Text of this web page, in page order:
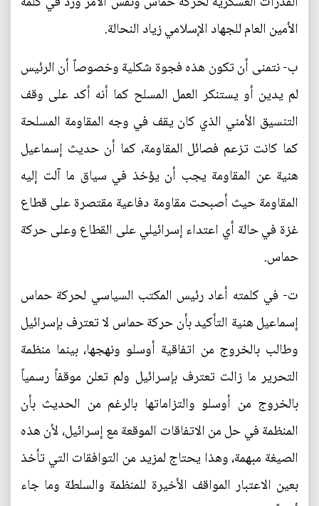
الأمين العام للجهاد الإسلامي زياد النحالة.
ب‌- نتمنى أن تكون هذه فجوة شكلية وخصوصاً أن الرئيس
لم يدين أو يستنكر العمل المسلح كما أنه أكد على وقف
التنسيق الأمني الذي كان يقف في وجه المقاومة المسلحة
كما كانت تزعم فصائل المقاومة، كما أن حديث إسماعيل
هنية عن المقاومة يجب أن يؤخذ في سياق ما آلت إليه
المقاومة حيث أصبحت مقاومة دفاعية مقتصرة على قطاع
غزة في حالة أي اعتداء إسرائيلي على القطاع وعلى حركة
حماس.
ت‌- في كلمته أعاد رئيس المكتب السياسي لحركة حماس
إسماعيل هنية التأكيد بأن حركة حماس لا تعترف بإسرائيل
وطالب بالخروج من اتفاقية أوسلو ونهجها، بينما منظمة
التحرير ما زالت تعترف بإسرائيل ولم تعلن موقفاً رسمياً
بالخروج من أوسلو والتزاماتها بالرغم من الحديث بأن
المنظمة في حل من الاتفاقات الموقعة مع إسرائيل، لأن هذه
الصيغة مبهمة، وهذا يحتاج لمزيد من التوافقات التي تأخذ
بعين الاعتبار المواقف الأخيرة للمنظمة والسلطة وما جاء